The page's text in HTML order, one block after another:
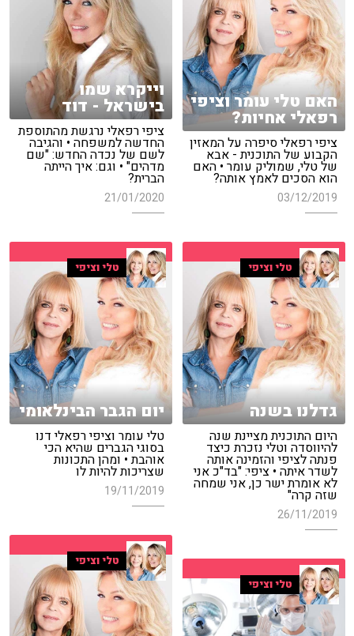
וייקרא שמו
בישראל - דוד
ציפי רפאלי נרגשת מהתוספת
החדשה למשפחה • והגיבה
לשם של נכדה החדש: "שם
מדהים" • וגם: איך הייתה
הברית?
21/01/2020
האם טלי עומר וציפי
רפאלי אחיות?
ציפי רפאלי סיפרה על המאזין
הקבוע של התוכנית - אבא
של טלי, שמוליק עומר • האם
הוא הסכים לאמץ אותה?
03/12/2019
טלי וציפי
גדלנו בשנה
היום התוכנית מציינת שנה
להיווסדה וטלי נזכרת כיצד
פנתה לציפי והזמינה אותה
לשדר איתה • ציפי: "בד"כ אני
לא אומרת ישר כן, אני שמחה
שזה קרה"
26/11/2019
טלי וציפי
יום הגבר הבינלאומי
טלי עומר וציפי רפאלי דנו
בסוגי הגברים שהיא הכי
אוהבת • ומהן התכונות
שצריכות להיות לו
19/11/2019
טלי וציפי
טלי וציפי